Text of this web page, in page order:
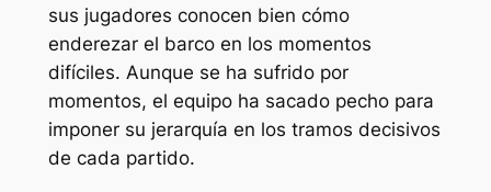
sus jugadores conocen bien cómo
enderezar el barco en los momentos
difíciles. Aunque se ha sufrido por
momentos, el equipo ha sacado pecho para
imponer su jerarquía en los tramos decisivos
de cada partido.